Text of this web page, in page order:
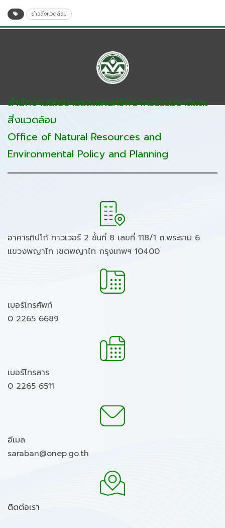
ข่าวสิ่งแวดล้อม
สำนักงานนโยบายและแผนทรัพยากรธรรมชาติและ
สิ่งแวดล้อม
Office of Natural Resources and
Environmental Policy and Planning
อาคารทิปโก้ ทาวเวอร์ 2 ชั้นที่ 8 เลขที่ 118/1 ถ.พระราม 6
แขวงพญาไท เขตพญาไท กรุงเทพฯ 10400
เบอร์โทรศัพท์
0 2265 6689
เบอร์โทรสาร
0 2265 6511
อีเมล
saraban@onep.go.th
ติดต่อเรา